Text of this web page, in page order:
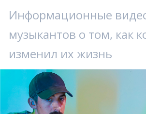
Информационные
музыкантов о том, как
изменил их жизнь